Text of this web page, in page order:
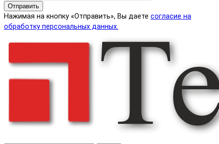
Отправить
Нажимая на кнопку «Отправить», Вы даете согласие на
обработку персональных данных.